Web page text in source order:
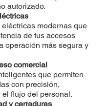
autorizado.
modernas que
de tus accesos
operación más segura y
comercial
que permiten
con precisión,
flujo del personal.
y cerraduras